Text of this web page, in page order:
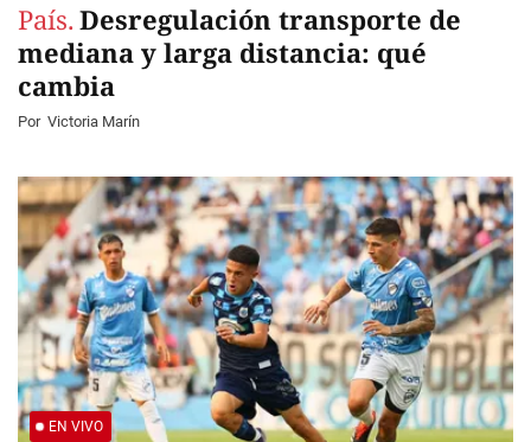
País. Desregulación transporte de
mediana y larga distancia: qué
cambia
Por Victoria Marín
EN VIVO